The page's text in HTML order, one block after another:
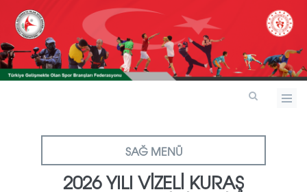
SAĞ MENÜ
2026 YILI VİZELİ KURAŞ